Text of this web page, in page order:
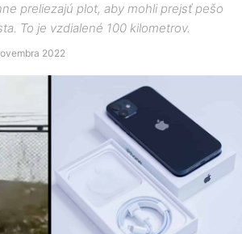
preliezajú plot, aby mohli prejsť pešo
To je vzdialené 100 kilometrov.
2022